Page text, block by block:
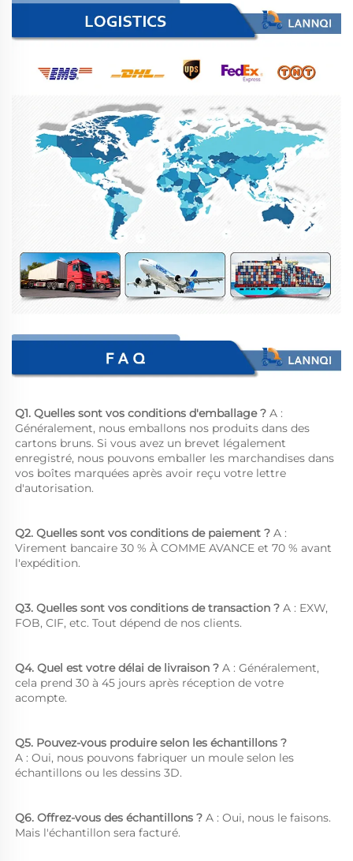
Q1. Quelles sont vos conditions d'emballage ? A :
Généralement, nous emballons nos produits dans des
cartons bruns. Si vous avez un brevet légalement
enregistré, nous pouvons emballer les marchandises dans
vos boîtes marquées après avoir reçu votre lettre
d'autorisation.
Q2. Quelles sont vos conditions de paiement ? A :
Virement bancaire 30 % À COMME AVANCE et 70 % avant
l'expédition.
Q3. Quelles sont vos conditions de transaction ? A : EXW,
FOB, CIF, etc. Tout dépend de nos clients.
Q4. Quel est votre délai de livraison ? A : Généralement,
cela prend 30 à 45 jours après réception de votre
acompte.
Q5. Pouvez-vous produire selon les échantillons ?
A : Oui, nous pouvons fabriquer un moule selon les
échantillons ou les dessins 3D.
Q6. Offrez-vous des échantillons ? A : Oui, nous le faisons.
Mais l'échantillon sera facturé.